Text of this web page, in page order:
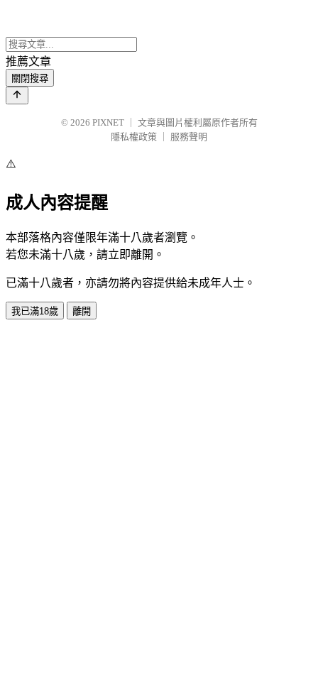
推薦文章
關閉搜尋
© 2026 PIXNET
文章與圖片權利屬原作者所有
隱私權政策
服務聲明
⚠️
成人內容提醒
本部落格內容僅限年滿十八歲者瀏覽。
若您未滿十八歲，請立即離開。
已滿十八歲者，亦請勿將內容提供給未成年人士。
我已滿18歲 離開